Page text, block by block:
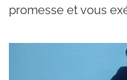
promesse et vous